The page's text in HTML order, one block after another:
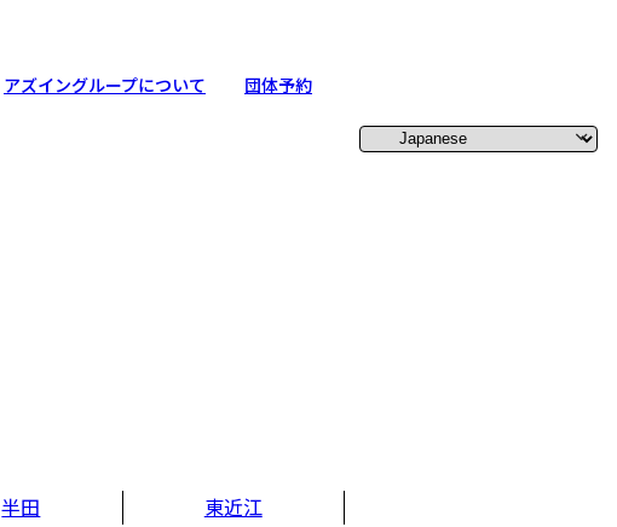
アズイングループについて 団体予約
半田 東近江